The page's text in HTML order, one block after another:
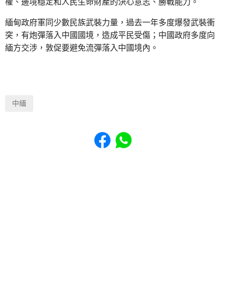
緬甸政府軍同少數民族武裝力量，過去一年多度爆發武裝衝
突，有炮彈落入中國國境，造成平民受傷；中國政府多度向
緬方交涉，敦促要避免流彈落入中國境內。
中緬
Share to Facebook
Share to WhatsApp